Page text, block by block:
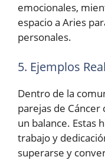
emocionales,
espacio a Aries
personales.
5. Ejemplos
Dentro de la
parejas de
un balance. Estas
trabajo y
superarse y